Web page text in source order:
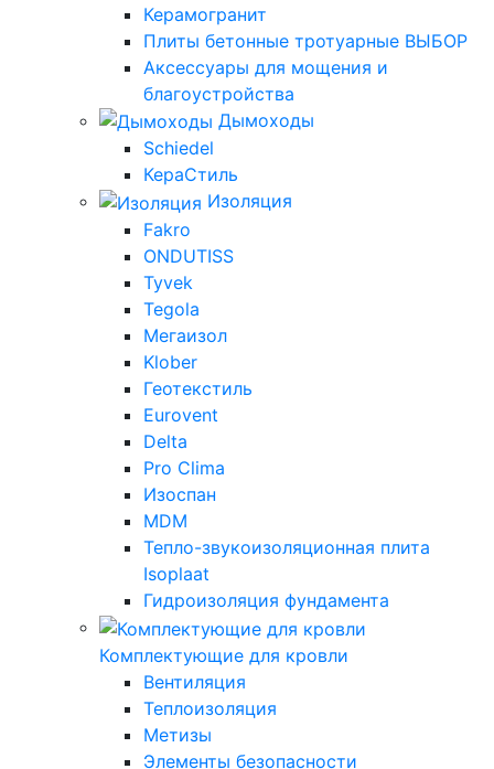
Керамогранит
Плиты бетонные тротуарные ВЫБОР
Аксессуары для мощения и
благоустройства
Дымоходы
Schiedel
КераСтиль
Изоляция
Fakro
ONDUTISS
Tyvek
Tegola
Мегаизол
Klober
Геотекстиль
Eurovent
Delta
Pro Clima
Изоспан
MDM
Тепло-звукоизоляционная плита
Isoplaat
Гидроизоляция фундамента
Комплектующие для кровли
Вентиляция
Теплоизоляция
Метизы
Элементы безопасности